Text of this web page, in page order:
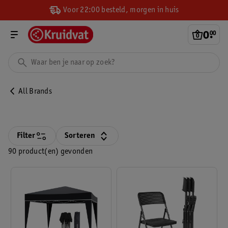
Voor 22:00 besteld, morgen in huis
0.
00
All Brands
90 product(en) gevonden
Filter Sorteren